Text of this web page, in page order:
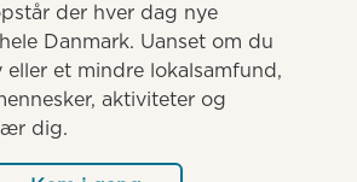
der hver dag nye
Danmark. Uanset om du
et mindre lokalsamfund,
aktiviteter og
dig.